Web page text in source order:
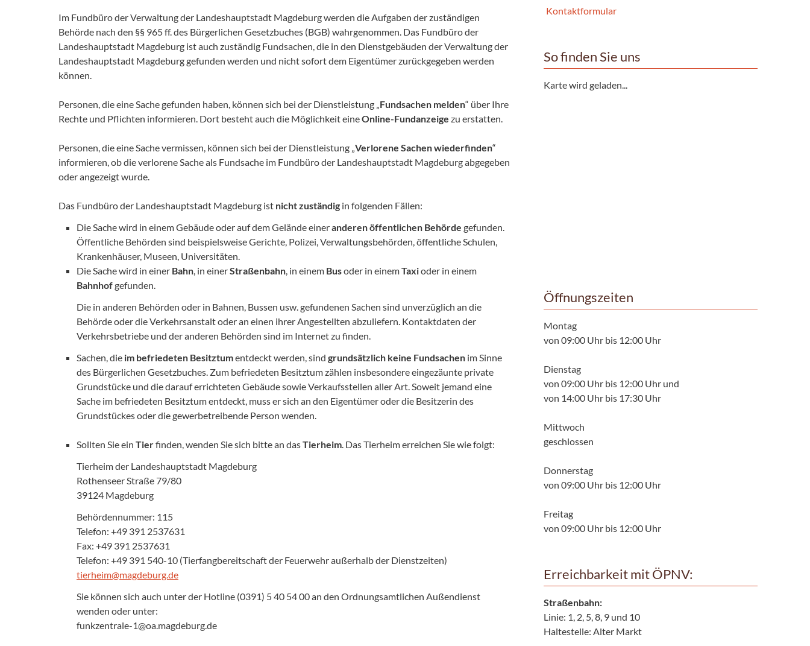
Im Fundbüro der Verwaltung der Landeshauptstadt Magdeburg werden die Aufgaben der zuständigen
Behörde nach den §§ 965 ff. des Bürgerlichen Gesetzbuches (BGB) wahrgenommen. Das Fundbüro der
Landeshauptstadt Magdeburg ist auch zuständig Fundsachen, die in den Dienstgebäuden der Verwaltung der
Landeshauptstadt Magdeburg gefunden werden und nicht sofort dem Eigentümer zurückgegeben werden
können.
Personen, die eine Sache gefunden haben, können sich bei der Dienstleistung „ Fundsachen melden“ über Ihre
Rechte und Pflichten informieren. Dort besteht auch die Möglichkeit eineOnline-Fundanzeige zu erstatten.
Personen, die eine Sache vermissen, können sich bei der Dienstleistung „ Verlorene Sachen wiederfinden“
informieren, ob die verlorene Sache als Fundsache im Fundbüro der Landeshauptstadt Magdeburg abgegeben
oder angezeigt wurde.
Das Fundbüro der Landeshauptstadt Magdeburg ist nicht zuständig in folgenden Fällen:
Die Sache wird in einem Gebäude oder auf dem Gelände eineranderen öffentlichen Behörde gefunden.
Öffentliche Behörden sind beispielsweise Gerichte, Polizei, Verwaltungsbehörden, öffentliche Schulen,
Krankenhäuser, Museen, Universitäten.
Die Sache wird in einer Bahn , in einerStraßenbahn , in einem Busoder in einemTaxioder in einem
Bahnhofgefunden.
Die in anderen Behörden oder in Bahnen, Bussen usw. gefundenen Sachen sind unverzüglich an die
Behörde oder die Verkehrsanstalt oder an einen ihrer Angestellten abzuliefern. Kontaktdaten der
Verkehrsbetriebe und der anderen Behörden sind im Internet zu finden.
Sachen, die im befriedeten Besitztumentdeckt werden, sind grundsätzlich keine Fundsachen im Sinne
des Bürgerlichen Gesetzbuches. Zum befriedeten Besitztum zählen insbesondere eingezäunte private
Grundstücke und die darauf errichteten Gebäude sowie Verkaufsstellen aller Art. Soweit jemand eine
Sache im befriedeten Besitztum entdeckt, muss er sich an den Eigentümer oder die Besitzerin des
Grundstückes oder die gewerbetreibende Person wenden.
Sollten Sie ein Tierfinden, wenden Sie sich bitte an dasTierheim . Das Tierheim erreichen Sie wie folgt:
Tierheim der Landeshauptstadt Magdeburg
Rothenseer Straße 79/80
39124 Magdeburg
Behördennummer: 115
Telefon: +49 391 2537631
Fax: +49 391 2537631
Telefon: +49 391 540-10 (Tierfangbereitschaft der Feuerwehr außerhalb der Dienstzeiten)
tierheim@magdeburg.de
Sie können sich auch unter der Hotline (0391) 5 40 54 00 an den Ordnungsamtlichen Außendienst
wenden oder unter:
funkzentrale-1@oa.magdeburg.de
Kontaktformular
So finden Sie uns
Karte wird geladen...
Öffnungszeiten
Montag
von 09:00 Uhr bis 12:00 Uhr
Dienstag
von 09:00 Uhr bis 12:00 Uhr und
von 14:00 Uhr bis 17:30 Uhr
Mittwoch
geschlossen
Donnerstag
von 09:00 Uhr bis 12:00 Uhr
Freitag
von 09:00 Uhr bis 12:00 Uhr
Erreichbarkeit mit ÖPNV:
Straßenbahn:
Linie: 1, 2, 5, 8, 9 und 10
Haltestelle: Alter Markt